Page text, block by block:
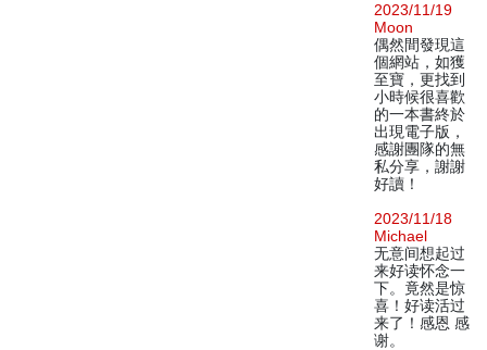
2023/11/19
Moon
偶然間發現這
個網站，如獲
至寶，更找到
小時候很喜歡
的一本書終於
出現電子版，
感謝團隊的無
私分享，謝謝
好讀！
2023/11/18
Michael
无意间想起过
来好读怀念一
下。竟然是惊
喜！好读活过
来了！感恩 感
谢。